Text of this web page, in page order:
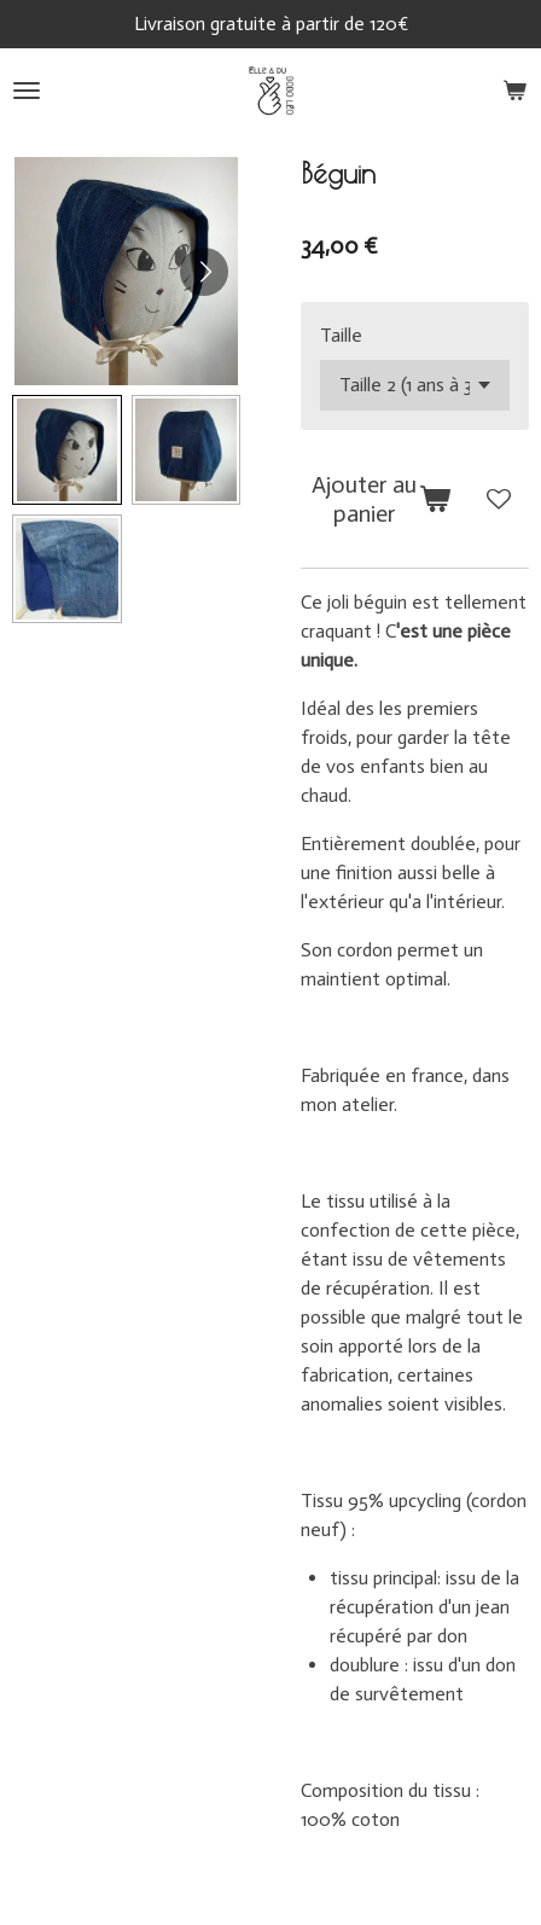
au
contenu
Livraison gratuite à partir de 120€
Béguin
34,00 €
Taille
Ajouter au
panier
Ce joli béguin est tellement
craquant ! C'est une pièce
unique.
Idéal des les premiers
froids, pour garder la tête
de vos enfants bien au
chaud.
Entièrement doublée, pour
une finition aussi belle à
l'extérieur qu'a l'intérieur.
Son cordon permet un
maintient optimal.
Fabriquée en france, dans
mon atelier.
Le tissu utilisé à la
confection de cette pièce,
étant issu de vêtements
de récupération. Il est
possible que malgré tout le
soin apporté lors de la
fabrication, certaines
anomalies soient visibles.
Tissu 95% upcycling (cordon
neuf) :
tissu principal: issu de la
récupération d'un jean
récupéré par don
doublure : issu d'un don
de survêtement
Composition du tissu :
100% coton